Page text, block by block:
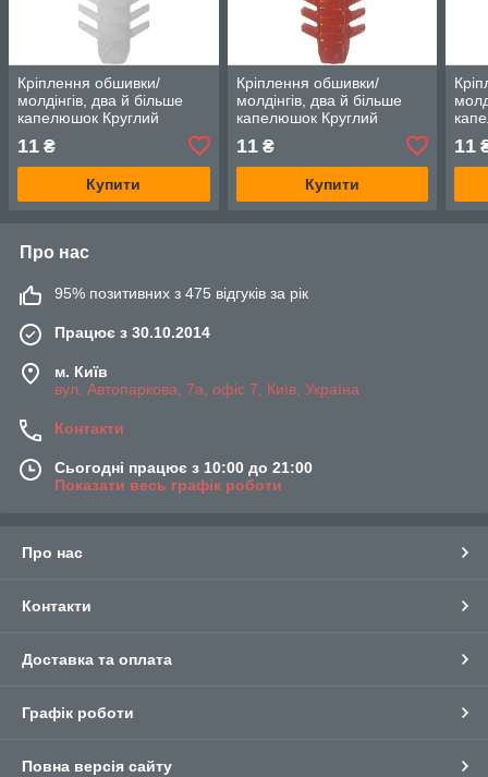
Кріплення обшивки/
молдінгів, два й більше
капелюшок Круглий
GTV
11 ₴
Купити
Кріплення обшивки/
молдінгів, два й більше
капелюшок Круглий
GTV
11₴
Купити
11
Про нас
95% позитивних з 475 відгуків за рік
Працює з 30.10.2014
м. Київ
вул. Автопаркова, 7а, офіс 7, Київ, Україна
Контакти
Сьогодні працює з 10:00 до 21:00
Показати весь графік роботи
Про нас
Контакти
Доставка та оплата
Графік роботи
Повна версія сайту